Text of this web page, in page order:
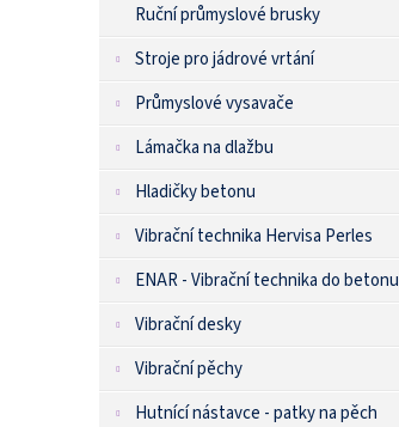
Ruční průmyslové brusky
Stroje pro jádrové vrtání
Průmyslové vysavače
Lámačka na dlažbu
Hladičky betonu
Vibrační technika Hervisa Perles
ENAR - Vibrační technika do betonu
Vibrační desky
Vibrační pěchy
Hutnící nástavce - patky na pěch